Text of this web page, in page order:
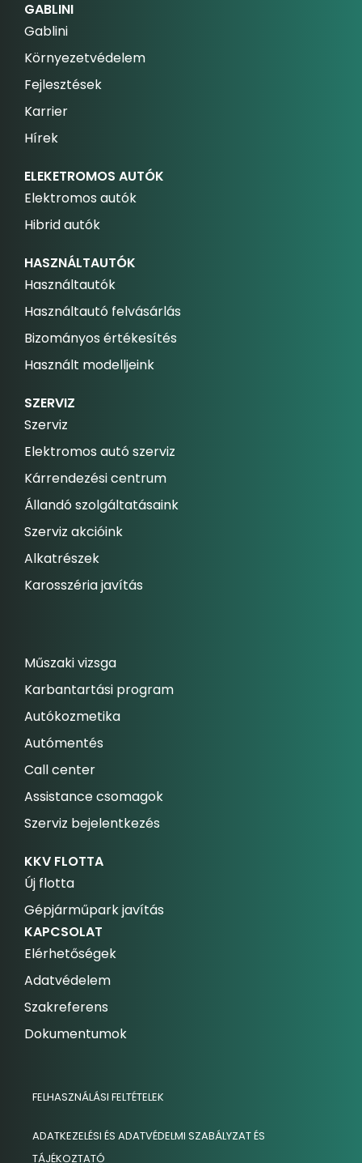
GABLINI
Gablini
Környezetvédelem
Fejlesztések
Karrier
Hírek
ELEKETROMOS AUTÓK
Elektromos autók
Hibrid autók
HASZNÁLTAUTÓK
Használtautók
Használtautó felvásárlás
Bizományos értékesítés
Használt modelljeink
SZERVIZ
Szerviz
Elektromos autó szerviz
Kárrendezési centrum
Állandó szolgáltatásaink
Szerviz akcióink
Alkatrészek
Karosszéria javítás
Műszaki vizsga
Karbantartási program
Autókozmetika
Autómentés
Call center
Assistance csomagok
Szerviz bejelentkezés
KKV FLOTTA
Új flotta
Gépjárműpark javítás
KAPCSOLAT
Elérhetőségek
Adatvédelem
Szakreferens
Dokumentumok
FELHASZNÁLÁSI FELTÉTELEK
ADATKEZELÉSI ÉS ADATVÉDELMI SZABÁLYZAT ÉS
TÁJÉKOZTATÓ